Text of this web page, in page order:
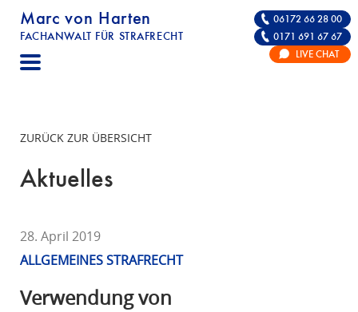
Marc von Harten
FACHANWALT FÜR STRAFRECHT
STRAFRECHT | RECHTSANWALT FÜR DIE
06172 66 28 00
0171 691 67 67
LIVE CHAT
ZURÜCK ZUR ÜBERSICHT
Aktuelles
28. April 2019
ALLGEMEINES STRAFRECHT
Verwendung von